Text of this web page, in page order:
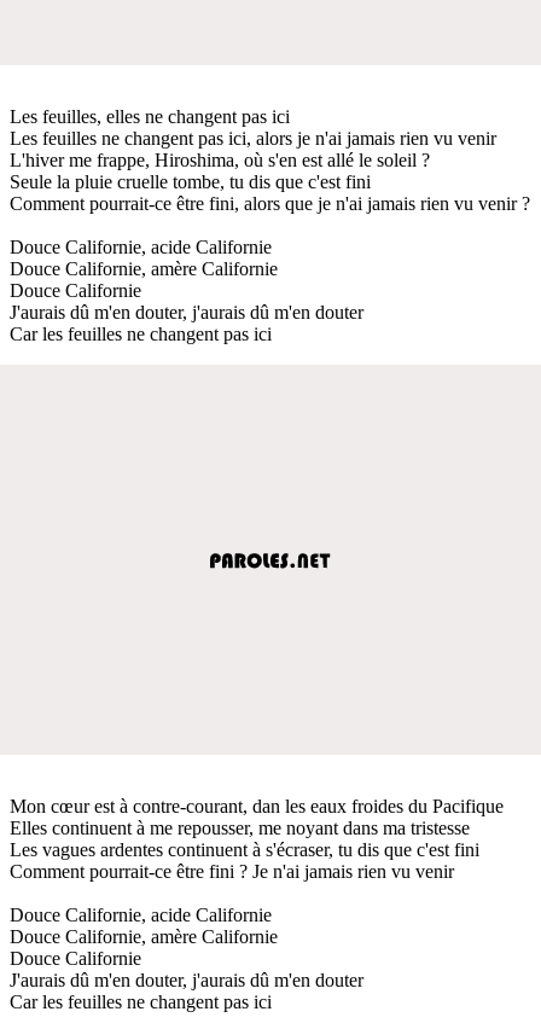
Les feuilles, elles ne changent pas ici
Les feuilles ne changent pas ici, alors je n'ai jamais rien vu venir
L'hiver me frappe, Hiroshima, où s'en est allé le soleil ?
Seule la pluie cruelle tombe, tu dis que c'est fini
Comment pourrait-ce être fini, alors que je n'ai jamais rien vu venir ?
Douce Californie, acide Californie
Douce Californie, amère Californie
Douce Californie
J'aurais dû m'en douter, j'aurais dû m'en douter
Car les feuilles ne changent pas ici
Mon cœur est à contre-courant, dan les eaux froides du Pacifique
Elles continuent à me repousser, me noyant dans ma tristesse
Les vagues ardentes continuent à s'écraser, tu dis que c'est fini
Comment pourrait-ce être fini ? Je n'ai jamais rien vu venir
Douce Californie, acide Californie
Douce Californie, amère Californie
Douce Californie
J'aurais dû m'en douter, j'aurais dû m'en douter
Car les feuilles ne changent pas ici